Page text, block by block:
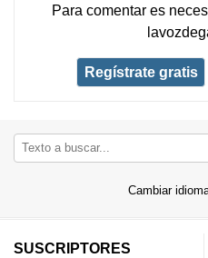
Para comentar es
Regístrate gratis
Cambiar
SUSCRIPTORES